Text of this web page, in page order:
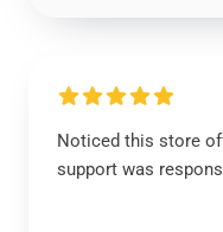
Noticed this store
support was